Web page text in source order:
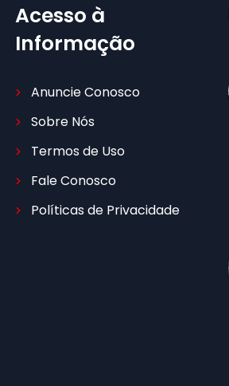
Acesso à
Informação
Anuncie Conosco
Sobre Nós
Termos de Uso
Fale Conosco
Políticas de Privacidade